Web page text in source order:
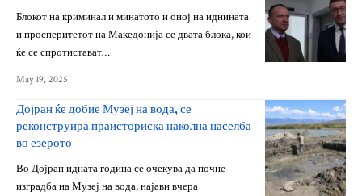
Блокот на криминал и минатото и оној на иднината
и просперитетот на Македонија се двата блока, кои
ќе се спротистават…
May 19, 2025
Дојран ќе добие Музеј на вода, се
реконструира праисториска наколна населба
во езерото
Во Дојран идната година се очекува да почне
изградба на Музеј на вода, најави вчера